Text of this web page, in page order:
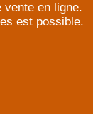
vente en ligne.
est possible.